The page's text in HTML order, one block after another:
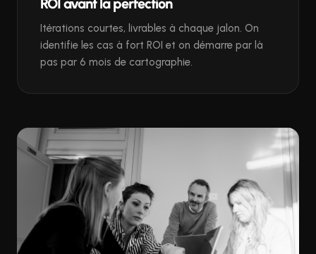
ROI avant la perfection
Itérations courtes, livrables à chaque jalon. On
identifie les cas à fort ROI et on démarre par là
pas par 6 mois de cartographie.